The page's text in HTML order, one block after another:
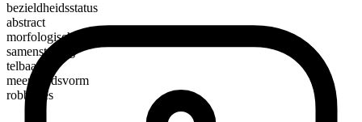
bezieldheidsstatus
abstract
morfologische samenstelling
samenstelling
telbaar
meervoudsvorm
robberies